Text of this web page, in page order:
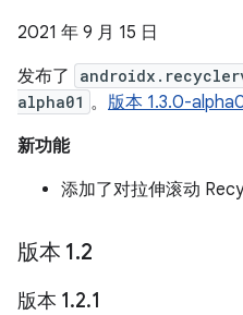
2021 年 9 月 15 日
发布了
alpha01 。 版本 1.3.0-
新功能
添加了对拉伸滚动
版本 1.2
版本 1.2.1